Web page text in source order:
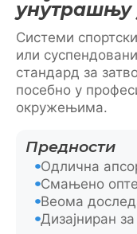
унутрашњу
Системи
или
стандард за
посебно у
окружењима.
Предности
Одлична
Смањено
Веома
Дизајниран